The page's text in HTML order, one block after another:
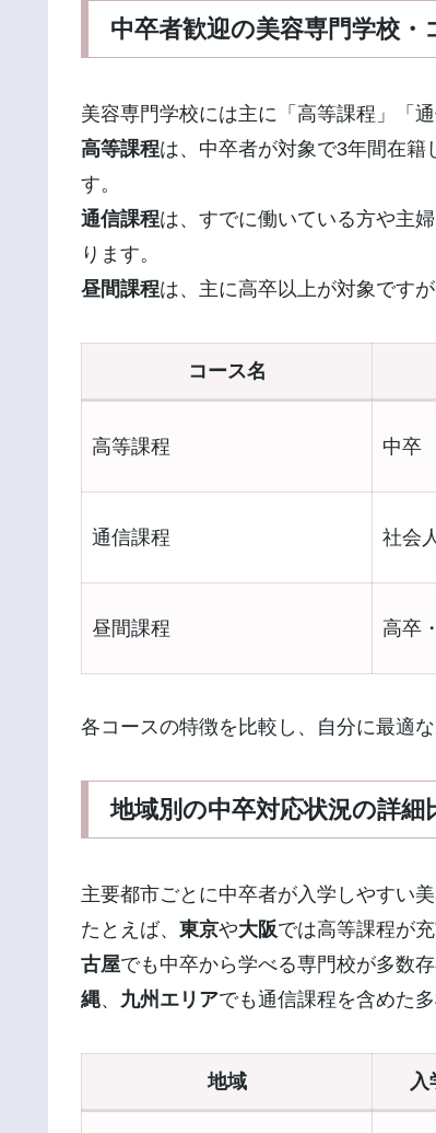
中卒者歓迎の美容専門学校・
美容専門学校には主に「高等課程」「
高等課程は、中卒者が対象で3年間在
す。
通信課程は、すでに働いている方や主
ります。
昼間課程は、主に高卒以上が対象です
コース名
高等課程 中卒
通信課程 社会
昼間課程 高卒
各コースの特徴を比較し、自分に最適
地域別の中卒対応状況の詳細
主要都市ごとに中卒者が入学しやすい
たとえば、 東京や大阪では高等課程が
古屋でも中卒から学べる専門校が多数
縄、 九州エリアでも通信課程を含めた
地域 入